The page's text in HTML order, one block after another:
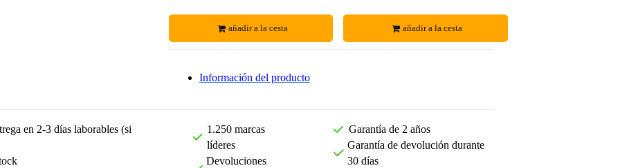
añadir a la cesta añadir a la cesta
Información del producto
en 2-3 días laborables (si
1.250 marcas
líderes
Devoluciones
Garantía de 2 años
Garantía de devolución durante
30 días